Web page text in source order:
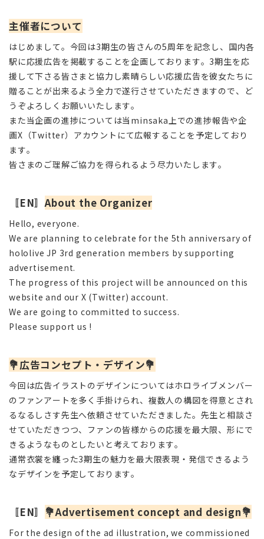
主催者について
はじめまして。今回は3期生の皆さんの5周年を記念し、国内各
駅に応援広告を掲載することを企画しております。3期生を応
援して下さる皆さまと協力し素晴らしい応援広告を彼女たちに
贈ることが出来るよう全力で遂行させていただきますので、ど
うぞよろしくお願いいたします。
また当企画の進捗については当minsaka上での進捗報告や企
画X（Twitter）アカウントにて広報することを予定しており
ます。
皆さまのご理解ご協力を得られるよう尽力いたします。
〚EN〛About the Organizer
Hello, everyone.
We are planning to celebrate for the 5th anniversary of
hololive JP 3rd generation members by supporting
advertisement.
The progress of this project will be announced on this
website and our X (Twitter) account.
We are going to committed to success.
Please support us !
💐広告コンセプト・デザイン💐
今回は広告イラストのデザインについてはホロライブメンバー
のファンアートを多く手掛けられ、複数人の構図を得意とされ
るなるしさす先生へ依頼させていただきました。先生と相談さ
せていただきつつ、ファンの皆様からの応援を最大限、形にで
きるようなものとしたいと考えております。
通常衣裳を纏った3期生の魅力を最大限表現・発信できるよう
なデザインを予定しております。
〚EN〛 💐Advertisement concept and design💐
For the design of the ad illustration, we commissioned